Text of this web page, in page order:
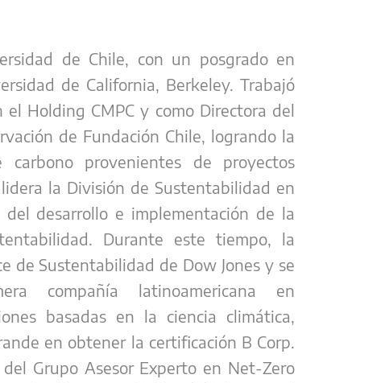
de Chile, con un posgrado en
de California, Berkeley. Trabajó
Holding CMPC y como Directora del
de Fundación Chile, logrando la
provenientes de proyectos
la División de Sustentabilidad en
desarrollo e implementación de la
Durante este tiempo, la
de Sustentabilidad de Dow Jones y se
compañía latinoamericana en
basadas en la ciencia climática,
en obtener la certificación B Corp.
Grupo Asesor Experto en Net-Zero